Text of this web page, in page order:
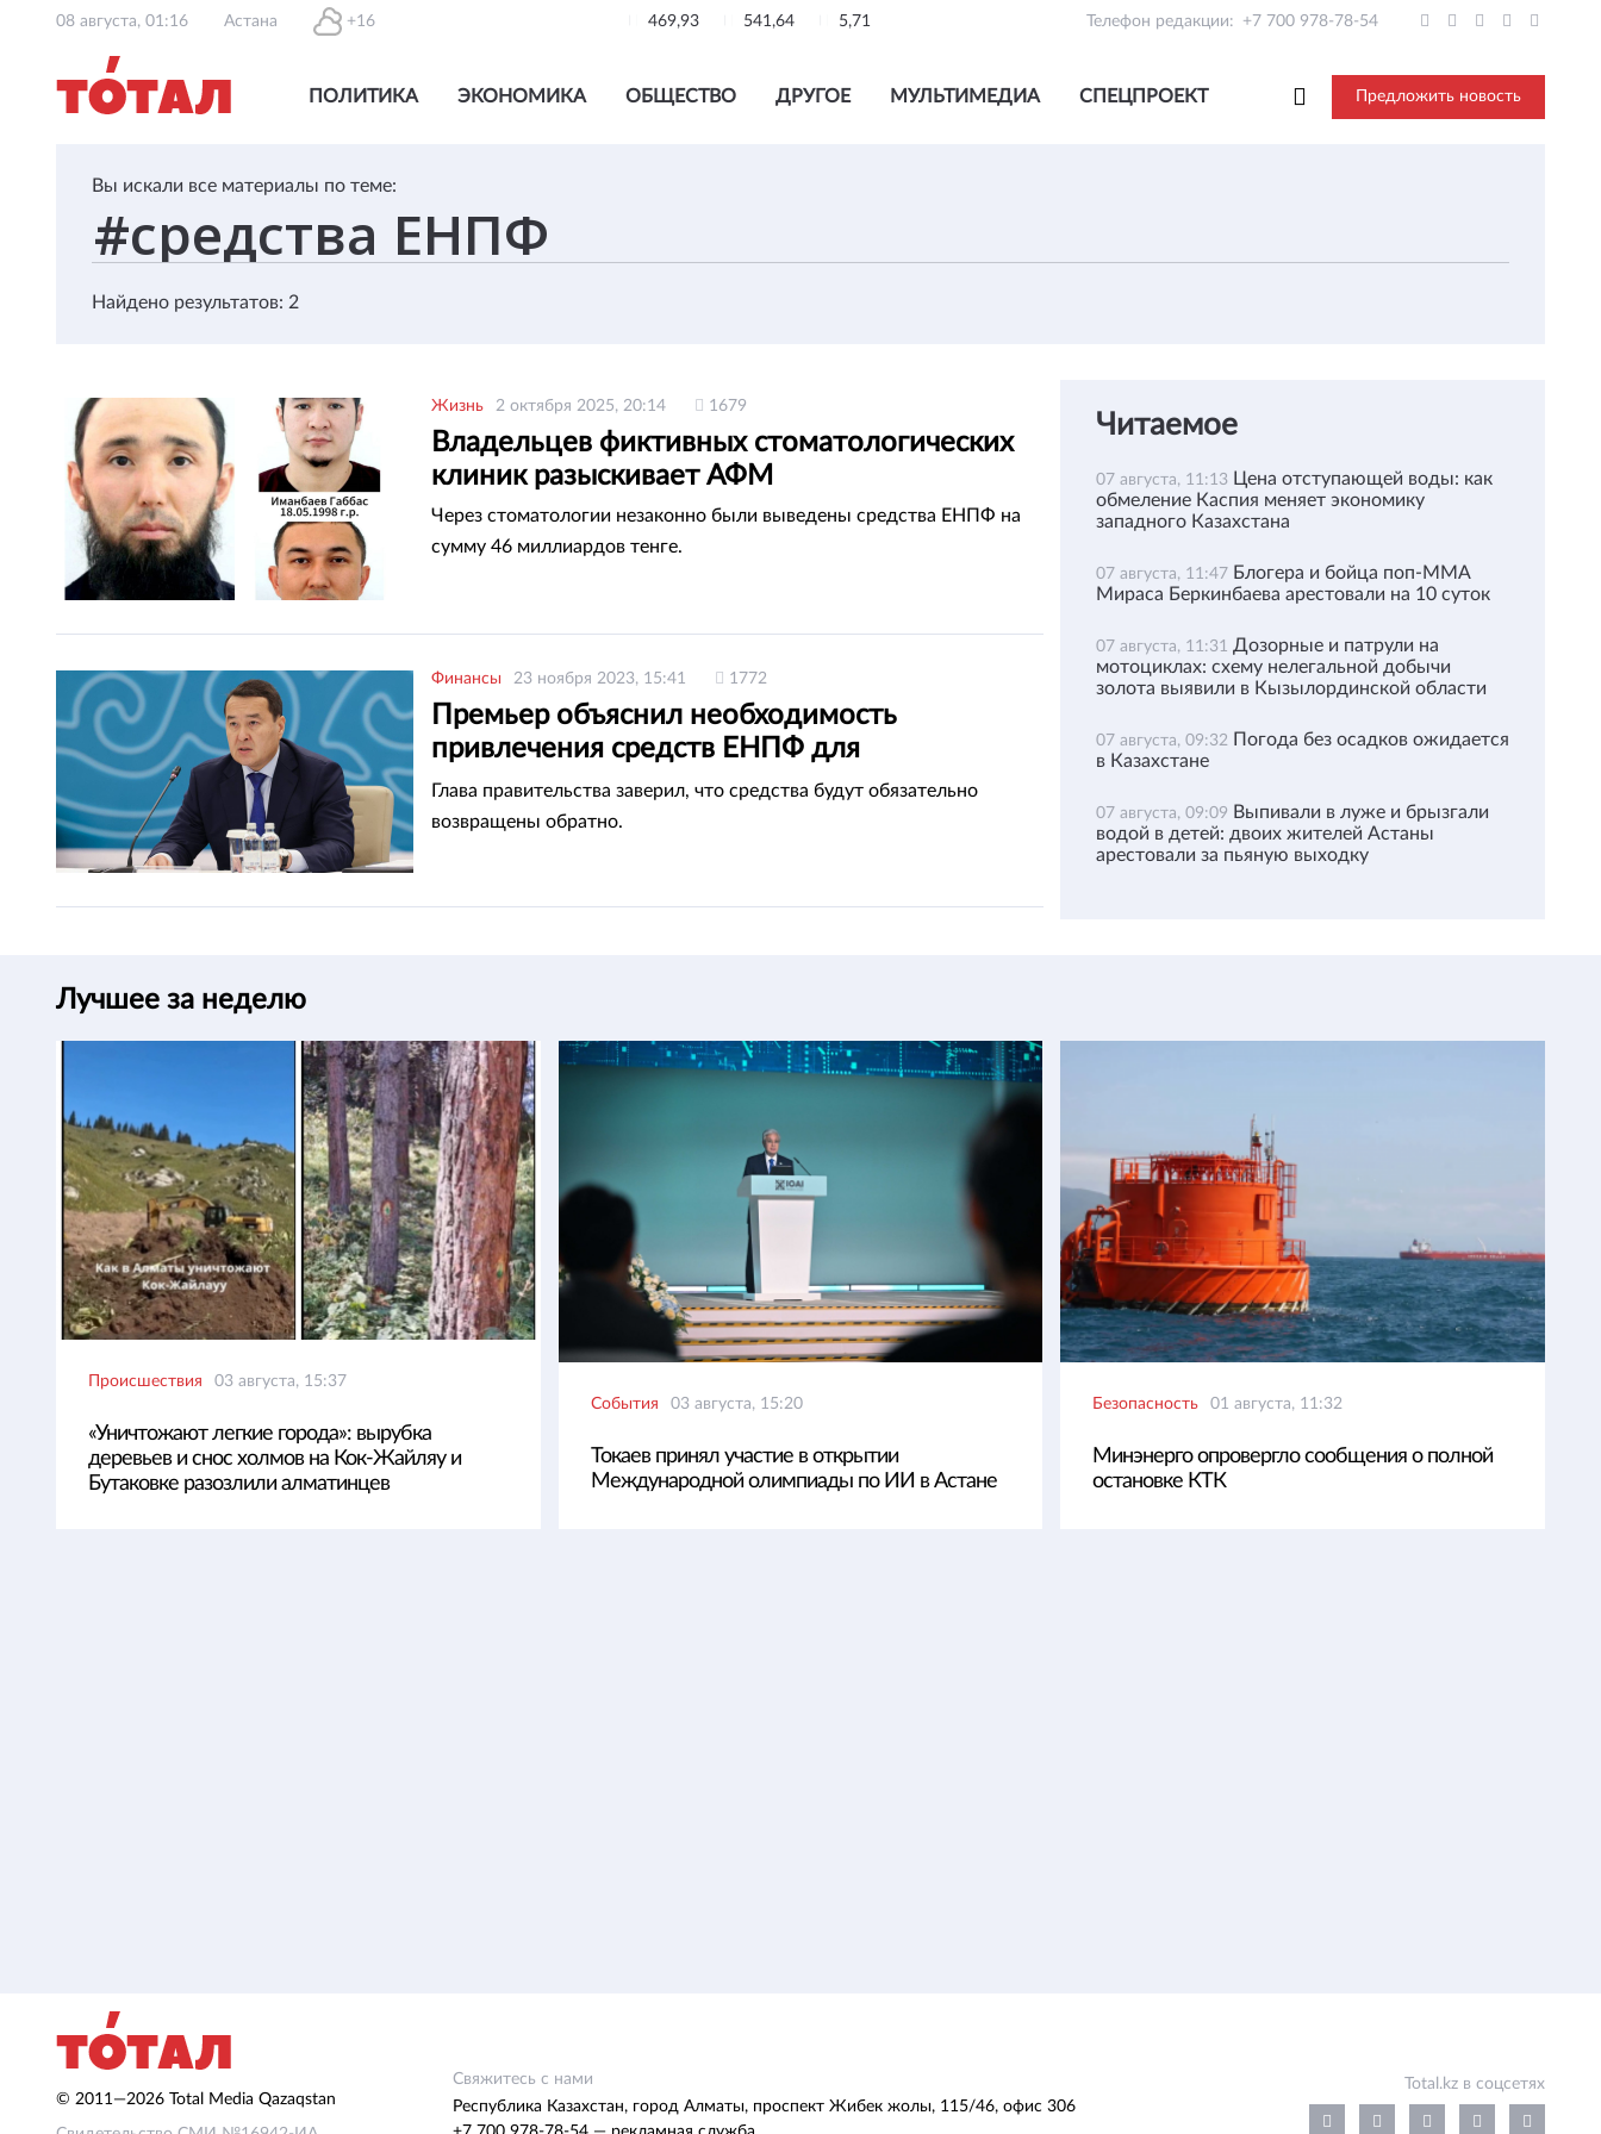
08 августа, 01:16 Астана +16 469,93 541,64 5,71 Телефон редакции: +7 700 978-78-54
ПОЛИТИКА ЭКОНОМИКА ОБЩЕСТВО ДРУГОЕ МУЛЬТИМЕДИА СПЕЦПРОЕКТ Предложить новость
Вы искали все материалы по теме:
Найдено результатов: 2
Жизнь 2 октября 2025, 20:14 1679
Владельцев фиктивных стоматологических
клиник разыскивает АФМ
Через стоматологии незаконно были выведены средства ЕНПФ на
сумму 46 миллиардов тенге.
Финансы 23 ноября 2023, 15:41 1772
Премьер объяснил необходимость
привлечения средств ЕНПФ для
инвестпроектов
Глава правительства заверил, что средства будут обязательно
возвращены обратно.
Читаемое
07 августа, 11:13 Цена отступающей воды: как
обмеление Каспия меняет экономику
западного Казахстана
07 августа, 11:47 Блогера и бойца поп-ММА
Мираса Беркинбаева арестовали на 10 суток
07 августа, 11:31 Дозорные и патрули на
мотоциклах: схему нелегальной добычи
золота выявили в Кызылординской области
07 августа, 09:32 Погода без осадков ожидается
в Казахстане
07 августа, 09:09 Выпивали в луже и брызгали
водой в детей: двоих жителей Астаны
арестовали за пьяную выходку
Лучшее за неделю
Происшествия 03 августа, 15:37
«Уничтожают легкие города»: вырубка
деревьев и снос холмов на Кок-Жайляу и
Бутаковке разозлили алматинцев
События 03 августа, 15:20
Токаев принял участие в открытии
Международной олимпиады по ИИ в Астане
Безопасность 01 августа, 11:32
Минэнерго опровергло сообщения о полной
остановке КТК
© 2011—2026 Total Media Qazaqstan
Свяжитесь с нами
Республика Казахстан, город Алматы, проспект Жибек жолы, 115/46, офис 306
Total.kz в соцсетях